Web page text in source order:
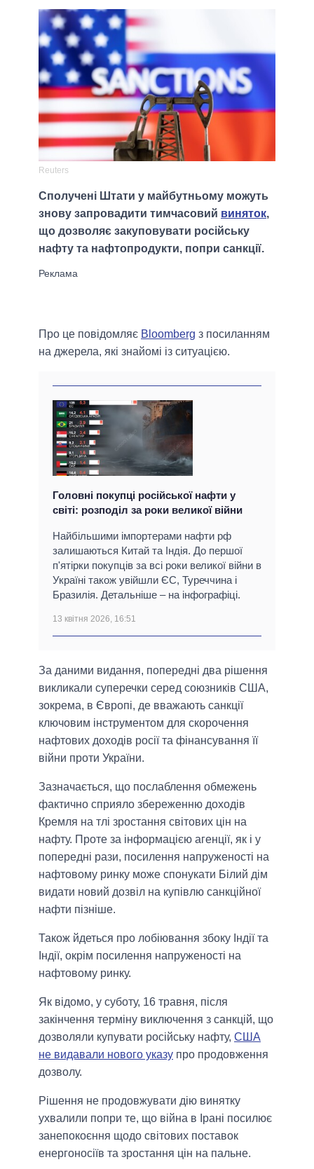
Reuters
Сполучені Штати у майбутньому можуть
знову запровадити тимчасовий виняток,
що дозволяє закуповувати російську
нафту та нафтопродукти, попри санкції.
Про це повідомляє Bloomberg з посиланням
на джерела, які знайомі із ситуацією.
Головні покупці російської нафти у
світі: розподіл за роки великої війни
Найбільшими імпортерами нафти рф
залишаються Китай та Індія. До першої
п'ятірки покупців за всі роки великої війни в
Україні також увійшли ЄС, Туреччина і
Бразилія. Детальніше – на інфографіці.
13 квітня 2026, 16:51
За даними видання, попередні два рішення
викликали суперечки серед союзників США,
зокрема, в Європі, де вважають санкції
ключовим інструментом для скорочення
нафтових доходів росії та фінансування її
війни проти України.
Зазначається, що послаблення обмежень
фактично сприяло збереженню доходів
Кремля на тлі зростання світових цін на
нафту. Проте за інформацією агенції, як і у
попередні рази, посилення напруженості на
нафтовому ринку може спонукати Білий дім
видати новий дозвіл на купівлю санкційної
нафти пізніше.
Також йдеться про лобіювання збоку Індії та
Індії, окрім посилення напруженості на
нафтовому ринку.
Як відомо, у суботу, 16 травня, після
закінчення терміну виключення з санкцій, що
дозволяли купувати російську нафту, США
не видавали нового указу про продовження
дозволу.
Рішення не продовжувати дію винятку
ухвалили попри те, що війна в Ірані посилює
занепокоєння щодо світових поставок
енергоносіїв та зростання цін на пальне.